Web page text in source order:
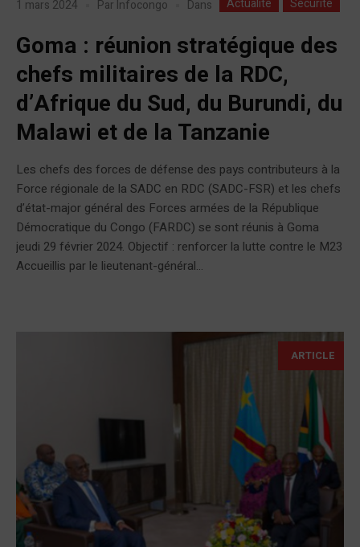
1 mars 2024 Par Infocongo Dans
Goma : réunion stratégique des
chefs militaires de la RDC,
d’Afrique du Sud, du Burundi, du
Malawi et de la Tanzanie
Les chefs des forces de défense des pays contributeurs à la
Force régionale de la SADC en RDC (SADC-FSR) et les chefs
d’état-major général des Forces armées de la République
Démocratique du Congo (FARDC) se sont réunis à Goma
jeudi 29 février 2024. Objectif : renforcer la lutte contre le M23
Accueillis par le lieutenant-général...
ARTICLE